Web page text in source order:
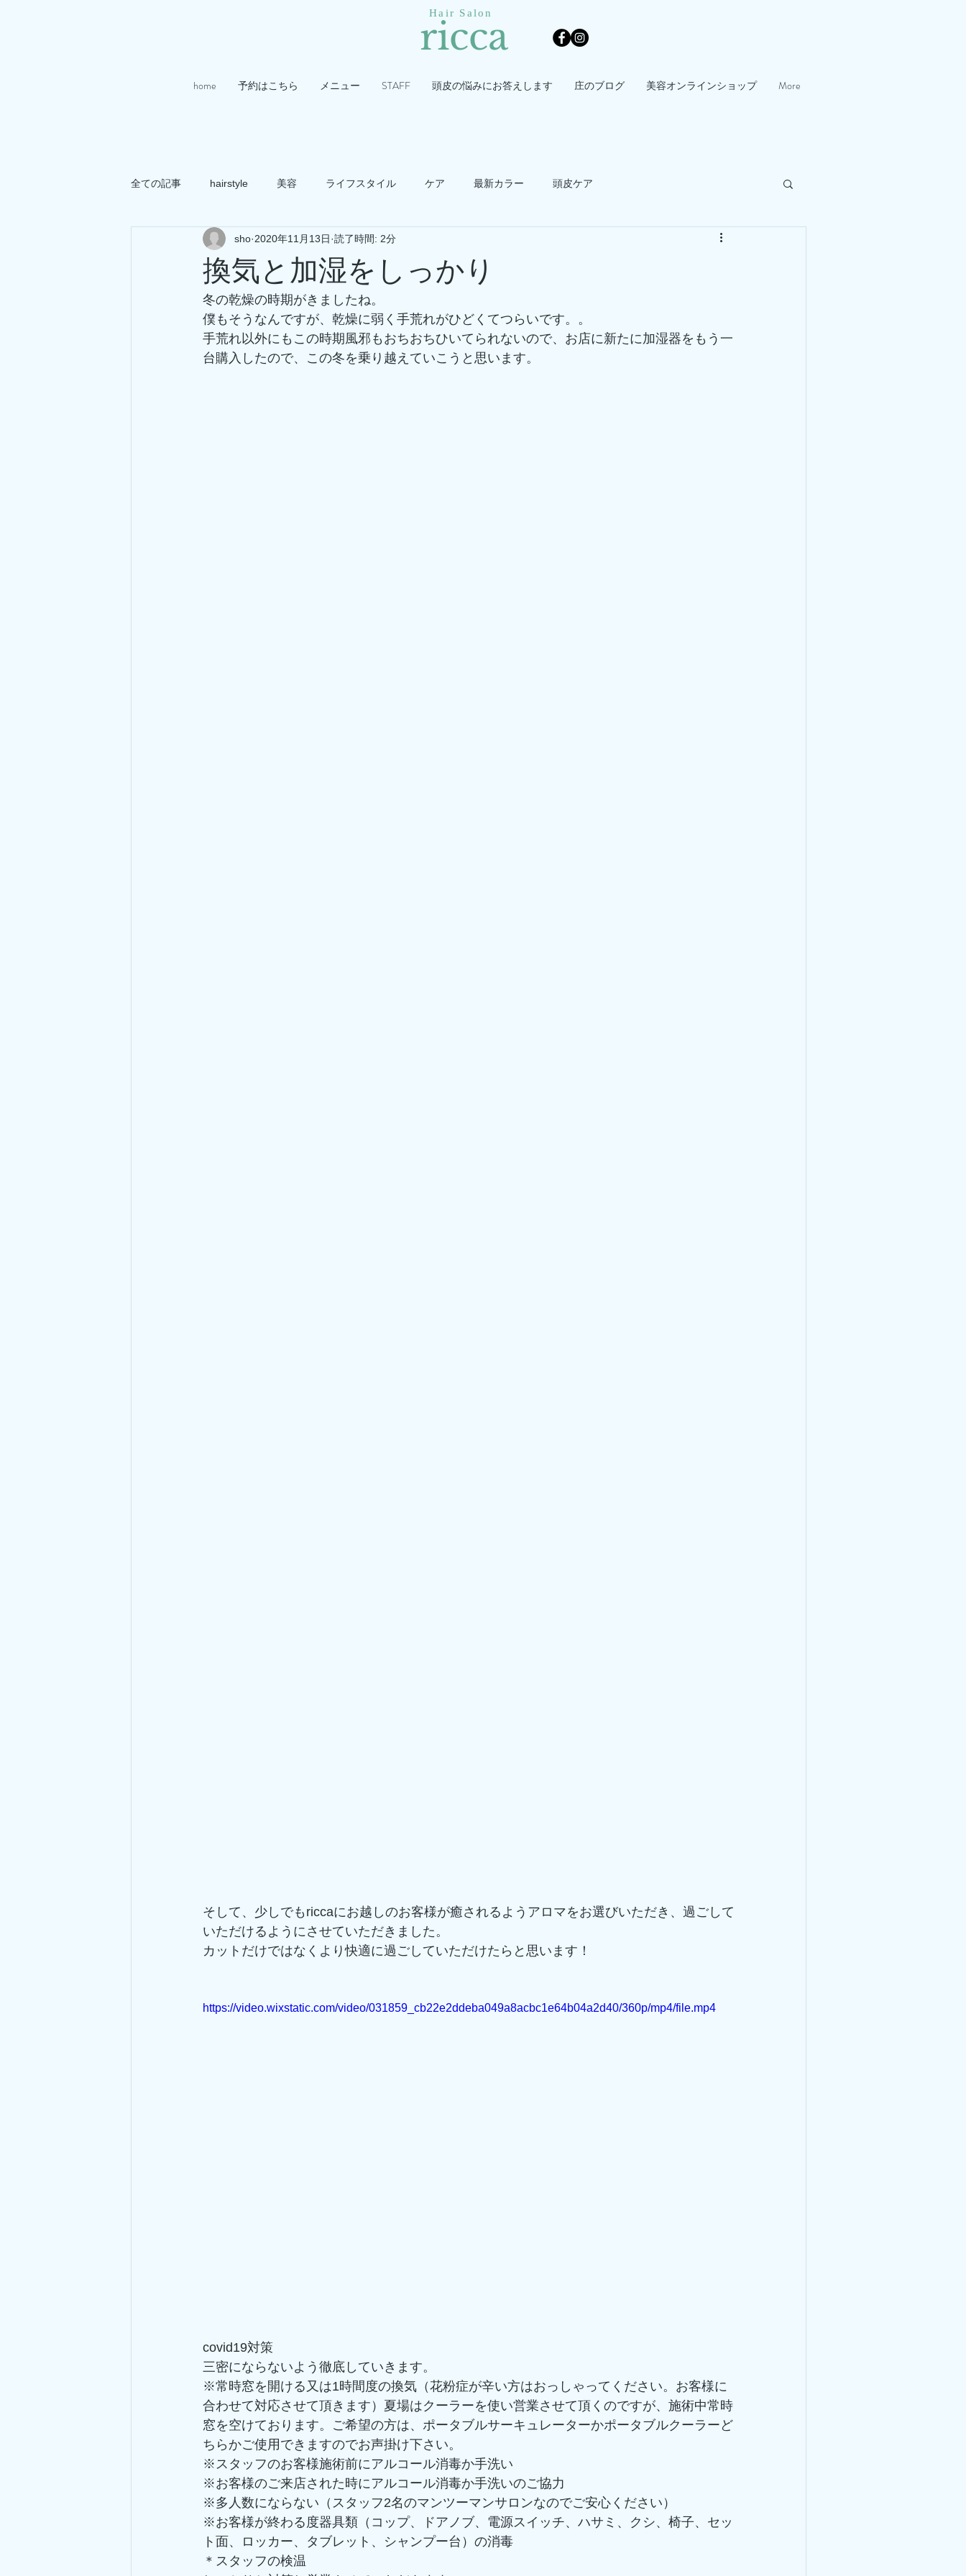
ricca
home 予約はこちら メニュー STAFF 頭皮の悩みにお答えします 庄のブログ 美容オンラインショップ More
Hair Salon
全ての記事 hairstyle 美容 ライフスタイル ケア 最新カラー 頭皮ケア
換気と加湿をしっかり
sho 2020年11月13日 読了時間: 2分
冬の乾燥の時期がきましたね。
僕もそうなんですが、乾燥に弱く手荒れがひどくてつらいです。。
手荒れ以外にもこの時期風邪もおちおちひいてられないので、お店に新たに加湿器をもう一
台購入したので、この冬を乗り越えていこうと思います。
そして、少しでもriccaにお越しのお客様が癒されるようアロマをお選びいただき、過ごして
いただけるようにさせていただきました。
カットだけではなくより快適に過ごしていただけたらと思います！
https://video.wixstatic.com/video/031859_cb22e2ddeba049a8acbc1e64b04a2d40/360p/mp4/file.mp4
covid19対策
三密にならないよう徹底していきます。
※常時窓を開ける又は1時間度の換気（花粉症が辛い方はおっしゃってください。お客様に
合わせて対応させて頂きます）夏場はクーラーを使い営業させて頂くのですが、施術中常時
窓を空けております。ご希望の方は、ポータブルサーキュレーターかポータブルクーラーど
ちらかご使用できますのでお声掛け下さい。
※スタッフのお客様施術前にアルコール消毒か手洗い
※お客様のご来店された時にアルコール消毒か手洗いのご協力
※多人数にならない（スタッフ2名のマンツーマンサロンなのでご安心ください）
※お客様が終わる度器具類（コップ、ドアノブ、電源スイッチ、ハサミ、クシ、椅子、セッ
ト面、ロッカー、タブレット、シャンプー台）の消毒
＊スタッフの検温